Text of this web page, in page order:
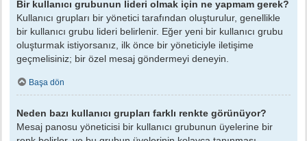
Bir kullanıcı grubunun lideri olmak için ne yapmam gerek?
Kullanıcı grupları bir yönetici tarafından oluşturulur, genellikle
bir kullanıcı grubu lideri belirlenir. Eğer yeni bir kullanıcı grubu
oluşturmak istiyorsanız, ilk önce bir yöneticiyle iletişime
geçmelisiniz; bir özel mesaj göndermeyi deneyin.
Başa dön
Neden bazı kullanıcı grupları farklı renkte görünüyor?
Mesaj panosu yöneticisi bir kullanıcı grubunun üyelerine bir